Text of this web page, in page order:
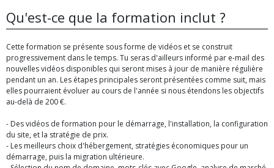
Qu'est-ce que la formation inclut ?
Cette formation se présente sous forme de vidéos et se construit
progressivement dans le temps. Tu seras d'ailleurs informé par e-mail des
nouvelles vidéos disponibles qui seront mises à jour de manière régulière
pendant un an. Les étapes principales seront présentées comme suit, mais
elles pourraient évoluer au cours de l'année si nous étendons les objectifs
au-delà de 200 €.
- Des vidéos de formation pour le démarrage, l'installation, la configuration
du site, et la stratégie de prix.
- Les meilleurs choix d'hébergement, stratégies économiques pour un
démarrage, puis la migration ultérieure.